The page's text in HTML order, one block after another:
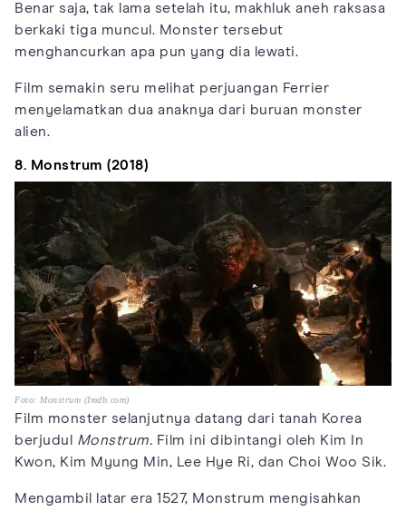
Benar saja, tak lama setelah itu, makhluk aneh raksasa
berkaki tiga muncul. Monster tersebut
menghancurkan apa pun yang dia lewati.
Film semakin seru melihat perjuangan Ferrier
menyelamatkan dua anaknya dari buruan monster
alien.
8. Monstrum (2018)
Foto: Monstrum (Imdb.com)
Film monster selanjutnya datang dari tanah Korea
berjudul Monstrum. Film ini dibintangi oleh Kim In
Kwon, Kim Myung Min, Lee Hye Ri, dan Choi Woo Sik.
Mengambil latar era 1527, Monstrum mengisahkan